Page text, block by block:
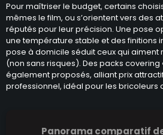
Pour maîtriser le budget, certains
mêmes le film, ou s’orientent vers des
réputés pour leur précision. Une pose
une température stable et des finitions
pose à domicile séduit ceux qui aiment
(non sans risques). Des packs
également proposés, alliant prix
professionnel, idéal pour les bricoleurs
Panorama comparatif